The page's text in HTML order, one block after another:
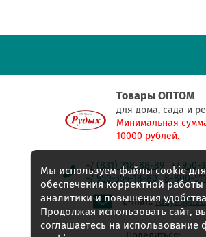
Товары ОПТОМ
для дома, сада и
Минимальная
10000 рублей.
+7 (831) 218-88-89
+7 950-
+7 950-354-18-80
8-800-
E-mail:
Мы используем файлы cookie для
обеспечения корректной работы
аналитики и повышения
Продолжая использовать сайт,
соглашаетесь на использование